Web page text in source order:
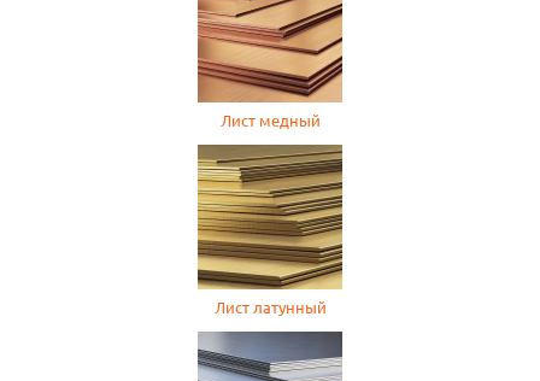
Лист медный
Лист латунный